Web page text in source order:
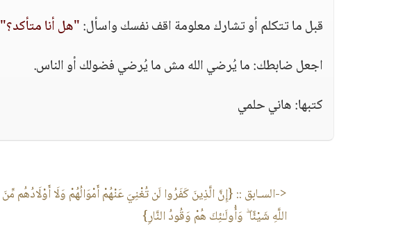
قبل ما تتكلم أو تشارك معلومة اقف نفسك واسأل:"هل أنا متأكد؟"
اجعل ضابطك: ما يُرضي الله مش ما يُرضي فضولك أو الناس.
كتبها: هاني حلمي
<-السـابق :: {إِنَّ الَّذِينَ كَفَرُوا لَن تُغْنِيَ عَنْهُمْ أَمْوَالُهُمْ وَلَا أَوْلَادُهُم مِّنَ
اللَّهِ شَيْئًا ۖ وَأُولَـٰئِكَ هُمْ وَقُودُ النَّارِ}